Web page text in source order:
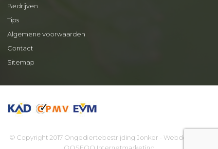
Bedrijven
Tips
Algemene voorwaarden
Contact
Sitemap
© Copyright 2017 Ongediertebestrijding Jonker - Webdesign by